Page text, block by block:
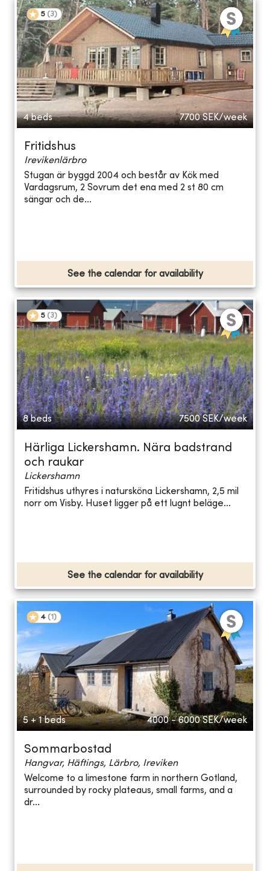
5 (3)
4 beds 7700 SEK/week
Fritidshus
Irevikenlärbro
Stugan är byggd 2004 och består av Kök med
Vardagsrum, 2 Sovrum det ena med 2 st 80 cm
sängar och de...
See the calendar for availability
5 (3)
8 beds 7500 SEK/week
Härliga Lickershamn. Nära badstrand
och raukar
Lickershamn
Fritidshus uthyres i natursköna Lickershamn, 2,5 mil
norr om Visby. Huset ligger på ett lugnt beläge...
See the calendar for availability
4 (1 )
5 + 1 beds 4000 - 6000 SEK/week
Sommarbostad
Hangvar, Häftings, Lärbro, Ireviken
Welcome to a limestone farm in northern Gotland,
surrounded by rocky plateaus, small farms, and a
dr...